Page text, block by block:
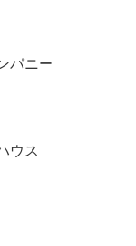
パニー
ウス